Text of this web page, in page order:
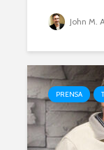
John M.
PRENSA